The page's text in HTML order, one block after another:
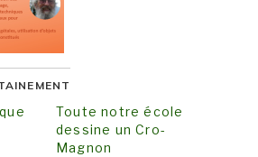
Toute notre école
dessine un Cro-
Magnon